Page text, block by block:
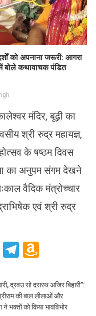
को अपनाना जरूरी: आगरा
बोले कथावाचक पंडित
मंदिर, बूढ़ी का
श्री रुद्र महायज्ञ,
के षष्ठम दिवस
का अनुपम संगम देखने
वैदिक मंत्रोच्चार
एवं श्री रुद्र
LinkedIn
Telegram
List
द्रवउ सो दसरथ अजिर बिहारी”:
की बाल लीलाओं और
ने भक्तों को किया भावविभोर